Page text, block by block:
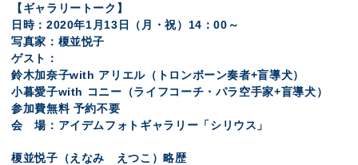
【ギャラリートーク】
日時：2020年1月13日（月・祝）14：00～
写真家：榎並悦子
ゲスト：
鈴木加奈子with アリエル（トロンボーン奏者+盲導犬）
小暮愛子with コニー（ライフコーチ・パラ空手家+盲導犬）
参加費無料 予約不要
会 場：アイデムフォトギャラリー「シリウス」
榎並悦子（えなみ えつこ）略歴